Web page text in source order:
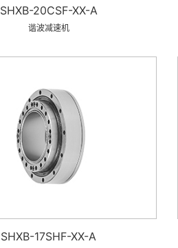
SHXB-20CSF-XX-A
谐波减速机
SHXB-17SHF-XX-A